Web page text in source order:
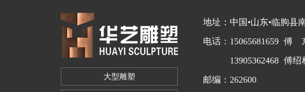
大型雕塑
地址：中国•山东•临朐县
电话：15065681659 傅
13905362468 傅绍
邮编：262600